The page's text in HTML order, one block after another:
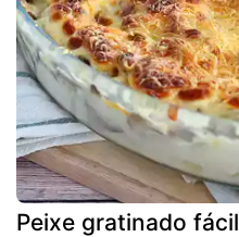
Peixe gratinado fácil